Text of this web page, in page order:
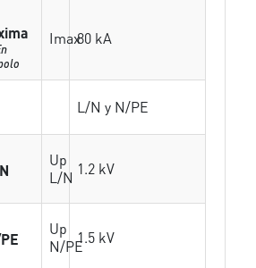
Imax80 kA
L/N y N/PE
Up
L/N 1.2 kV
Up
N/PE1.5 kV